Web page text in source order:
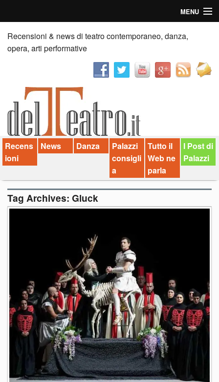
MENU
Home
Recensioni
News
Palazzi consiglia
Video
Chi siamo
Contatti
Recensioni & news di teatro contemporaneo, danza,
opera, arti performative
Recens
ioni
News Danza
Palazzi
consigli
a
Tutto il
Web ne
parla
I Post di
Palazzi
Tag Archives: Gluck